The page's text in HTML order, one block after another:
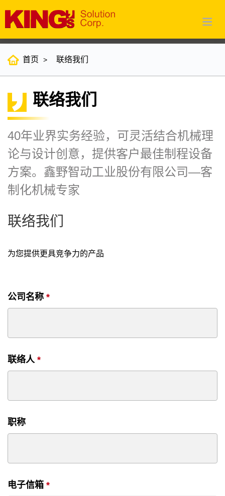
首页 联络我们
联络我们
40年业界实务经验，可灵活结合机械理
论与设计创意，提供客户最佳制程设备
方案。鑫野智动工业股份有限公司—客
制化机械专家
联络我们
为您提供更具竞争力的产品
公司名称 *
联络人 *
职称
电子信箱 *